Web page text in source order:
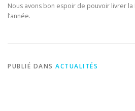
Nous avons bon espoir de pouvoir livrer la
l’année.
PUBLIÉ DANS ACTUALITÉS